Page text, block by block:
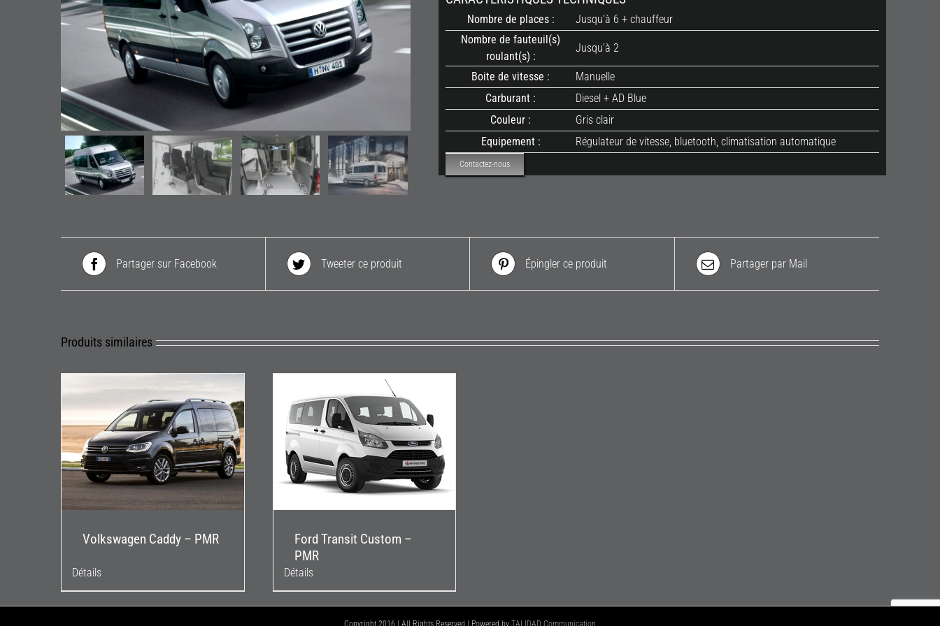
Nombre de places :
Jusqu’à 6 + chauffeur
Nombre de fauteuil(s)
roulant(s) :
Jusqu’à 2
Boite de vitesse :
Manuelle
Carburant :
Diesel + AD Blue
Couleur :
Gris clair
Equipement :
Régulateur de vitesse, bluetooth, climatisation automatique
Contactez-nous
Partager sur Facebook Tweeter ce produit Épingler ce produit Partager par Mail
Produits similaires
Volkswagen Caddy – PMR
Détails
Ford Transit Custom –
PMR
Détails